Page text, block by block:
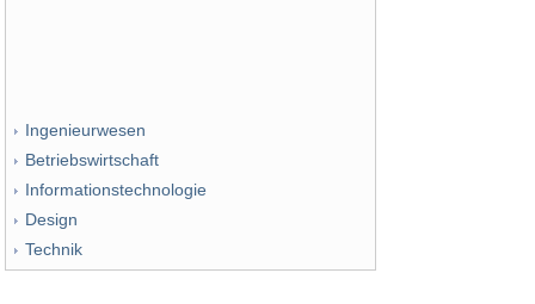
Ingenieurwesen
Betriebswirtschaft
Informationstechnologie
Design
Technik